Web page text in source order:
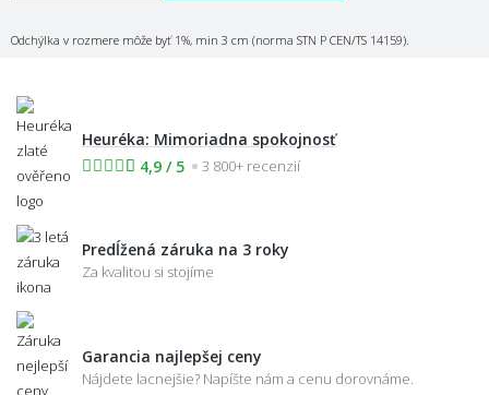
Odchýlka v rozmere môže byť 1%, min 3 cm (norma STN P CEN/TS 14159).
Heuréka: Mimoriadna spokojnosť
4,9 / 5
3 800+ recenzií
Predĺžená záruka na 3 roky
Za kvalitou si stojíme
Garancia najlepšej ceny
Nájdete lacnejšie? Napíšte nám a cenu dorovnáme.